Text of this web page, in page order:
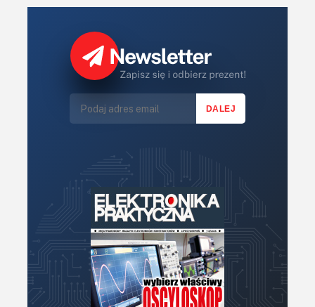
Konkursy
LED/LCD/OLED
Mechatronika
Mikrokontrolery (MCV,μC)
Optoelektronika
Podstawy elektroniki
Podzespoły bierne
Półprzewodniki
Pomiary i testy